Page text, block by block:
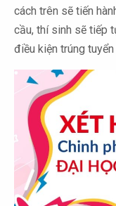
cách trên sẽ tiến
cầu, thí sinh sẽ tiếp
điều kiện trúng